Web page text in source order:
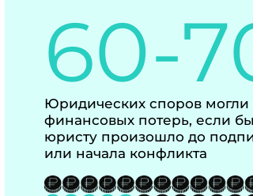
60-
Юридических споров
финансовых потерь, если
юристу произошло до
или начала конфликта